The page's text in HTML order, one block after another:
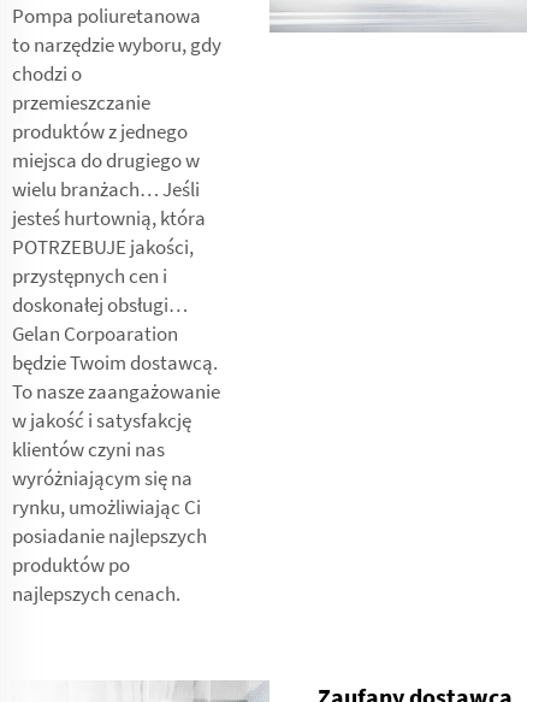
Pompa poliuretanowa
to narzędzie wyboru, gdy
chodzi o
przemieszczanie
produktów z jednego
miejsca do drugiego w
wielu branżach… Jeśli
jesteś hurtownią, która
POTRZEBUJE jakości,
przystępnych cen i
doskonałej obsługi…
Gelan Corpoaration
będzie Twoim dostawcą.
To nasze zaangażowanie
w jakość i satysfakcję
klientów czyni nas
wyróżniającym się na
rynku, umożliwiając Ci
posiadanie najlepszych
produktów po
najlepszych cenach.